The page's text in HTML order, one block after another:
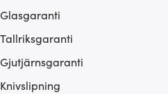
Glasgaranti
Tallriksgaranti
Gjutjärnsgaranti
Knivslipning